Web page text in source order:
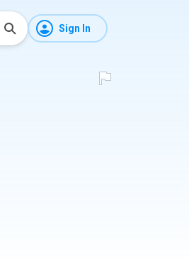
Sign In